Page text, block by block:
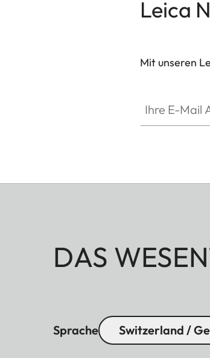
Leica
Mit unseren
DAS
Sprache Switzerland /